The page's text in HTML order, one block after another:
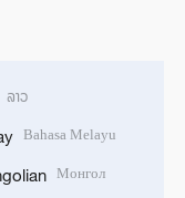
ລາວ
Bahasa Melayu
Монгол